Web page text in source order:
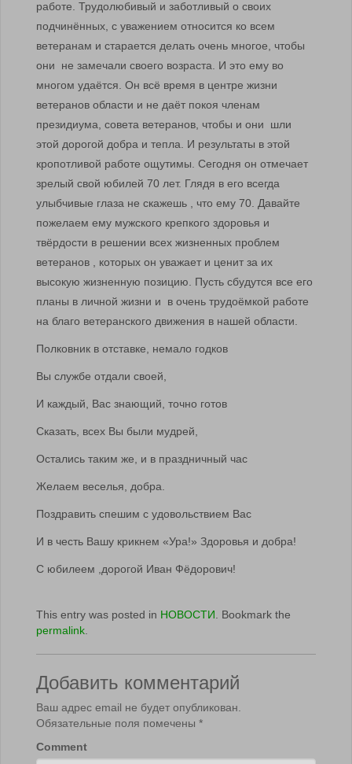
работе. Трудолюбивый и заботливый о своих
подчинённых, с уважением относится ко всем
ветеранам и старается делать очень многое, чтобы
они не замечали своего возраста. И это ему во
многом удаётся. Он всё время в центре жизни
ветеранов области и не даёт покоя членам
президиума, совета ветеранов, чтобы и они шли
этой дорогой добра и тепла. И результаты в этой
кропотливой работе ощутимы. Сегодня он отмечает
зрелый свой юбилей 70 лет. Глядя в его всегда
улыбчивые глаза не скажешь , что ему 70. Давайте
пожелаем ему мужского крепкого здоровья и
твёрдости в решении всех жизненных проблем
ветеранов , которых он уважает и ценит за их
высокую жизненную позицию. Пусть сбудутся все его
планы в личной жизни и в очень трудоёмкой работе
на благо ветеранского движения в нашей области.
Полковник в отставке, немало годков
Вы службе отдали своей,
И каждый, Вас знающий, точно готов
Сказать, всех Вы были мудрей,
Остались таким же, и в праздничный час
Желаем веселья, добра.
Поздравить спешим с удовольствием Вас
И в честь Вашу крикнем «Ура!» Здоровья и добра!
С юбилеем ,дорогой Иван Фёдорович!
This entry was posted in НОВОСТИ . Bookmark the
permalink
Добавить комментарий
Ваш адрес email не будет опубликован.
Обязательные поля помечены *
Comment